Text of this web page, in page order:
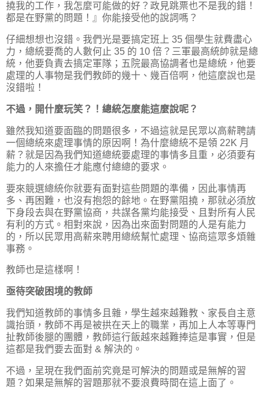
撓我的工作，我怎麼可能做的好？政見跳票也不是我的錯！
都是在野黨的問題！』你能接受他的說詞嗎？
仔細想想也沒錯。我們光是要搞定班上 35 個學生就費盡心
力，總統要喬的人數何止 35 的 10 倍？三軍最高統帥就是總
統，他要負責去搞定軍隊；五院最高協調者也是總統，他要
處理的人事物是我們教師的幾十、幾百倍啊，他這麼說也是
沒錯啦！
不過，開什麼玩笑？！總統怎麼能這麼說呢？
雖然我知道要面臨的問題很多，不過這就是民眾以高薪聘請
一個總統來處理事情的原因啊！為什麼總統不是領 22K 月
薪？就是因為我們知道總統要處理的事情多且重，必須要有
能力的人來擔任才能應付總總的要求。
要來競選總統你就要有面對這些問題的準備，因此事情再
多、再困難，也沒有抱怨的餘地。在野黨阻撓，那就必須放
下身段去與在野黨協商，共謀各黨均能接受、且對所有人民
有利的方式。相對來說，因為出來面對問題的人是有能力
的，所以民眾用高薪來聘用總統幫忙處理、協商這眾多煩雜
事務。
教師也是這樣啊！
亟待突破困境的教師
我們知道教師的事情多且雜，學生越來越難教、家長自主意
識抬頭，教師不再是被拱在天上的職業，再加上人本等專門
扯教師後腿的團體，教師這行飯越來越難捧這是事實，但是
這都是我們要去面對 & 解決的。
不過，呈現在我們面前究竟是可解決的問題或是無解的習
題？如果是無解的習題那就不要浪費時間在這上面了。